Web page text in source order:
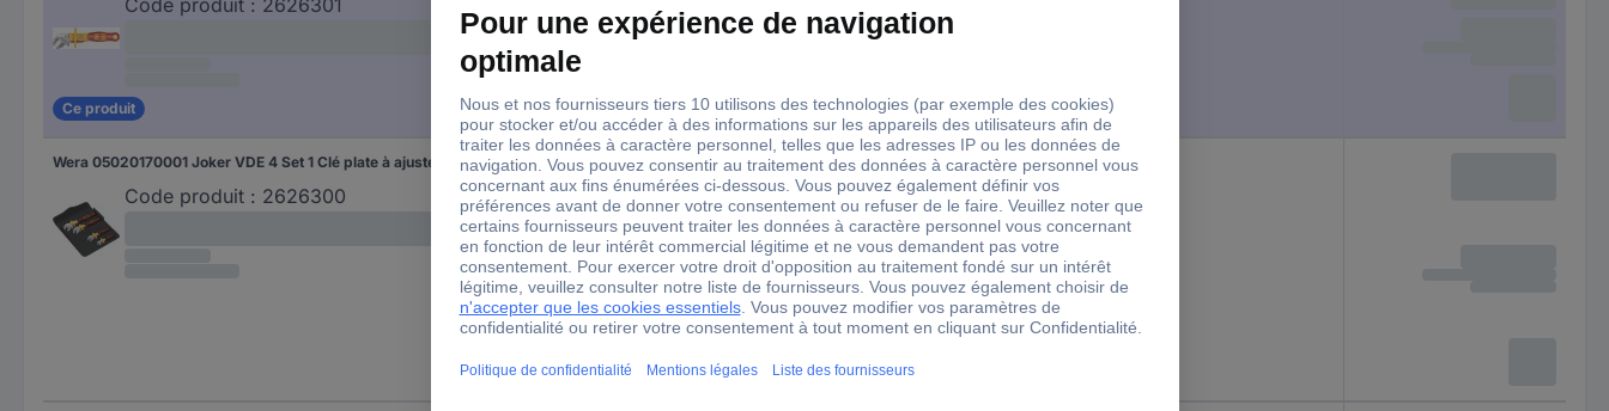
Ce produit
10 mm
Wera 05020170001 Joker VDE 4 Set 1 Clé plate à ajustement automatique 4 pièces Ouverture de clé (métrique) 7 - 19 mm Ouverture de clé (pouces) (uniquement pour le titre) 1/4" - 3/4"
Code produit : 2626300
7 mm
8 mm
9 mm
10 mm
11 mm
12 mm
13 mm
14 mm
15 mm
16 mm
19 mm